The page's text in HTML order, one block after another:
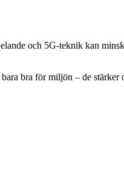
och 5G‑teknik kan
bra för miljön – de stärker